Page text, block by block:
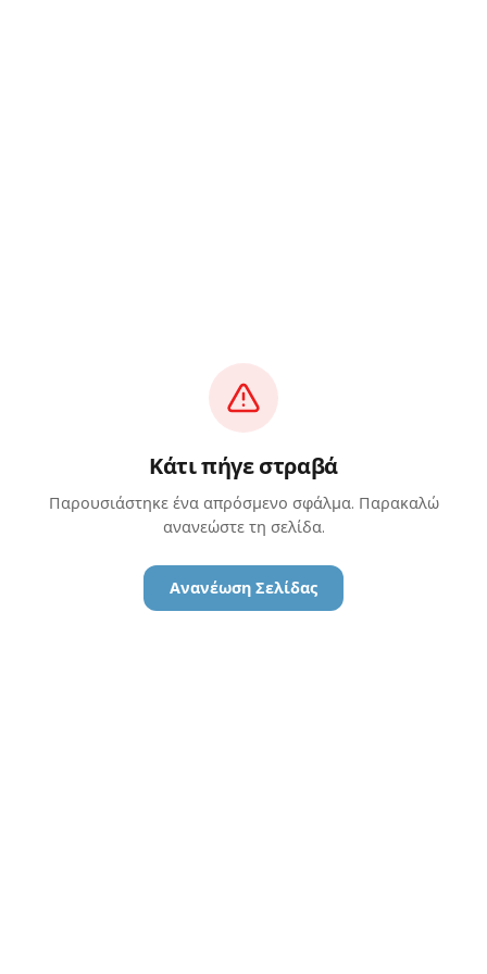
Κάτι πήγε στραβά
Παρουσιάστηκε ένα απρόσμενο σφάλμα. Παρακαλώ
ανανεώστε τη σελίδα.
Ανανέωση Σελίδας